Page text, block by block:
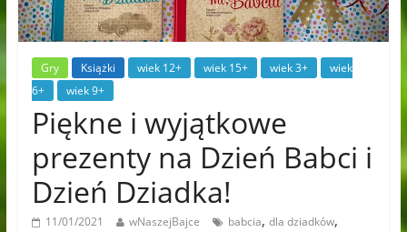
Gry Książki wiek 12+ wiek 15+ wiek 3+
wiek
6+
wiek 9+
Piękne i wyjątkowe
prezenty na Dzień Babci i
Dzień Dziadka!
11/01/2021 wNaszejBajce babcia, dla dziadków,